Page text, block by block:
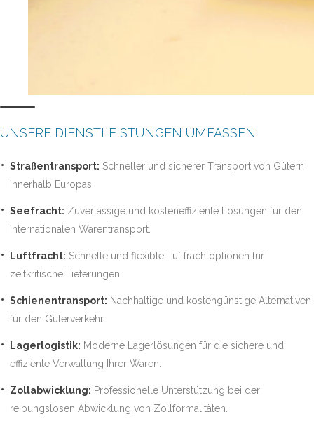
UNSERE DIENSTLEISTUNGEN UMFASSEN:
Straßentransport: Schneller und sicherer Transport von Gütern
innerhalb Europas.
Seefracht: Zuverlässige und kosteneffiziente Lösungen für den
internationalen Warentransport.
Luftfracht: Schnelle und flexible Luftfrachtoptionen für
zeitkritische Lieferungen.
Schienentransport: Nachhaltige und kostengünstige Alternativen
für den Güterverkehr.
Lagerlogistik: Moderne Lagerlösungen für die sichere und
effiziente Verwaltung Ihrer Waren.
Zollabwicklung: Professionelle Unterstützung bei der
reibungslosen Abwicklung von Zollformalitäten.